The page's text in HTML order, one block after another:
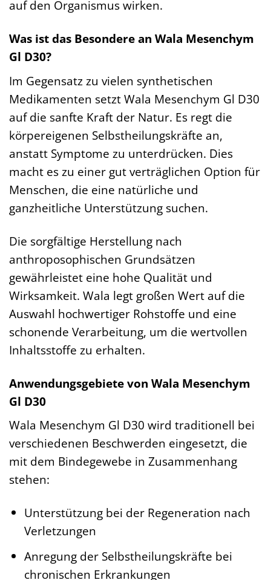
auf den Organismus wirken.
Was ist das Besondere an Wala Mesenchym
Gl D30?
Im Gegensatz zu vielen synthetischen
Medikamenten setzt Wala Mesenchym Gl D30
auf die sanfte Kraft der Natur. Es regt die
körpereigenen Selbstheilungskräfte an,
anstatt Symptome zu unterdrücken. Dies
macht es zu einer gut verträglichen Option für
Menschen, die eine natürliche und
ganzheitliche Unterstützung suchen.
Die sorgfältige Herstellung nach
anthroposophischen Grundsätzen
gewährleistet eine hohe Qualität und
Wirksamkeit. Wala legt großen Wert auf die
Auswahl hochwertiger Rohstoffe und eine
schonende Verarbeitung, um die wertvollen
Inhaltsstoffe zu erhalten.
Anwendungsgebiete von Wala Mesenchym
Gl D30
Wala Mesenchym Gl D30 wird traditionell bei
verschiedenen Beschwerden eingesetzt, die
mit dem Bindegewebe in Zusammenhang
stehen:
Unterstützung bei der Regeneration nach
Verletzungen
Anregung der Selbstheilungskräfte bei
chronischen Erkrankungen